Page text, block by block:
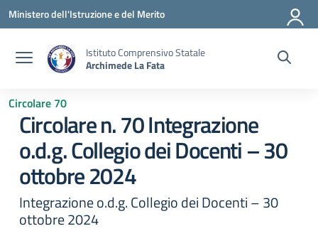
Vai ai contenuti
Vai al menu di navigazione
Vai al footer
Ministero dell'Istruzione e del Merito
Istituto Comprensivo Statale
Archimede La Fata
Circolare 70
Circolare n. 70 Integrazione
o.d.g. Collegio dei Docenti – 30
ottobre 2024
Integrazione o.d.g. Collegio dei Docenti – 30
ottobre 2024